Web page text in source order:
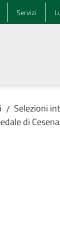
Servizi
/ Selezioni
di